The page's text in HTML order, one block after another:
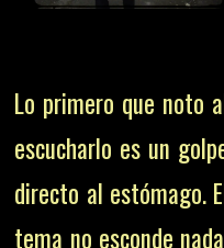
Lo primero que noto
escucharlo es un
directo al estómago.
tema no esconde